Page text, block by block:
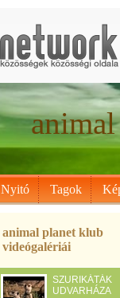
Nyitó Tagok
animal planet klub
videógalériái
SZURIKÁTÁK
UDVARHÁZA